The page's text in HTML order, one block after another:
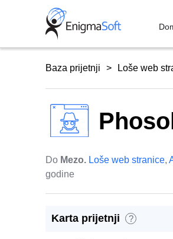
Baza prijetnji Loše web
Do Mezo. Loše web stranice,
godine
Karta prijetnji ?